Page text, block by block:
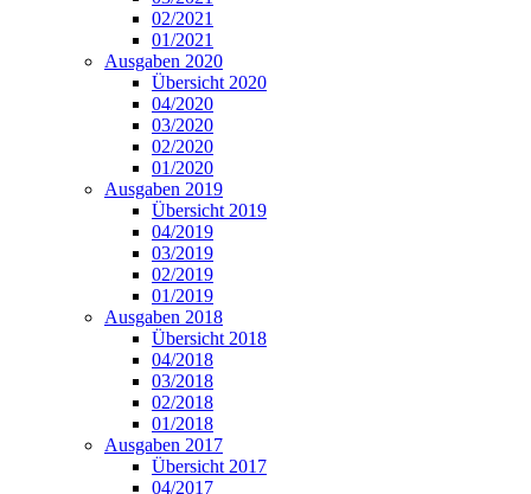
02/2021
01/2021
Ausgaben 2020
Übersicht 2020
04/2020
03/2020
02/2020
01/2020
Ausgaben 2019
Übersicht 2019
04/2019
03/2019
02/2019
01/2019
Ausgaben 2018
Übersicht 2018
04/2018
03/2018
02/2018
01/2018
Ausgaben 2017
Übersicht 2017
04/2017